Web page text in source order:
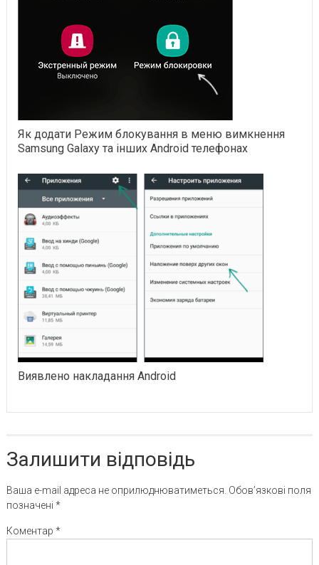
Як додати Режим блокування в меню вимкнення
Samsung Galaxy та інших Android телефонах
Виявлено накладання Android
Залишити відповідь
Ваша e-mail адреса не оприлюднюватиметься. Обов’язкові поля
позначені *
Коментар *